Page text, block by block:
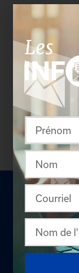
Les
version plus
sécurisé.
profil
coordonnées
pas